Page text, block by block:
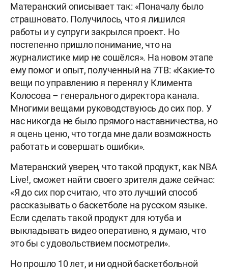
Матеранский описывает так: «Поначалу было
страшновато. Получилось, что я лишился
работы и у супруги закрылся проект. Но
постепенно пришло понимание, что на
журналистике мир не сошёлся». На новом этапе
ему помог и опыт, полученный на 7ТВ: «Какие-то
вещи по управлению я перенял у Климента
Колосова – генерального директора канала.
Многими вещами руководствуюсь до сих пор. У
нас никогда не было прямого наставничества, но
я оцень ценю, что тогда мне дали возможность
работать и совершать ошибки».
Матеранский уверен, что такой продукт, как NBA
Live!, сможет найти своего зрителя даже сейчас:
«Я до сих пор считаю, что это лучший способ
рассказывать о баскетболе на русском языке.
Если сделать такой продукт для ютуба и
выкладывать видео оперативно, я думаю, что
это бы с удовольствием посмотрели».
Но прошло 10 лет, и ни одной баскетбольной